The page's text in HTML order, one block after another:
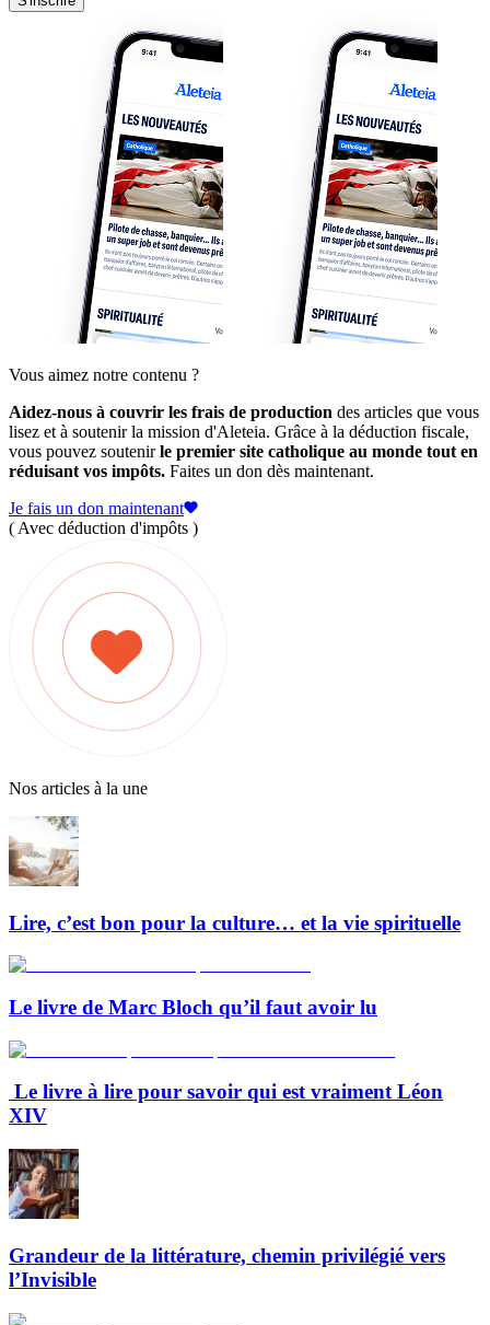
Vous aimez notre contenu ?
Aidez-nous à couvrir les frais de production des articles que vous
lisez et à soutenir la mission d'Aleteia. Grâce à la déduction fiscale,
vous pouvez soutenirle premier site catholique au monde tout en
réduisant vos impôts. Faites un don dès maintenant.
Je fais un don maintenant
( Avec déduction d'impôts )
Nos articles à la une
Lire, c’est bon pour la culture… et la vie spirituelle
Le livre de Marc Bloch qu’il faut avoir lu
Le livre à lire pour savoir qui est vraiment Léon
XIV
Grandeur de la littérature, chemin privilégié vers
l’Invisible